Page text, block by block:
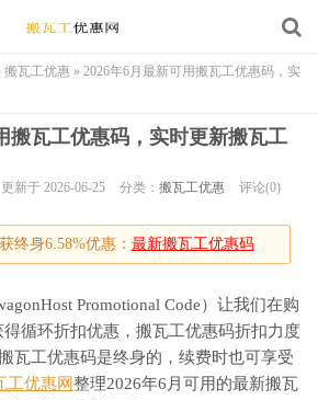
搬瓦工优惠 » 2026年6月最新可用搬瓦工优惠码，实
搬瓦工优惠码，实时更新搬瓦工
更新于 2026-06-25 分类： 搬瓦工优惠 评论(0)
终身6.58%优惠： 最新搬瓦工优惠码
Promotional Code）让我们在购
得循环折扣优惠，搬瓦工优惠码折扣力度
瓦工优惠码是终身的，续费时也可享受
工优惠网整理2026年6月可用的最新搬瓦